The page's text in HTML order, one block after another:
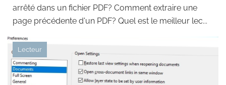
arrêté dans un fichier PDF? Comment extraire une
page précédente d'un PDF? Quel est le meilleur lec...
Lecteur